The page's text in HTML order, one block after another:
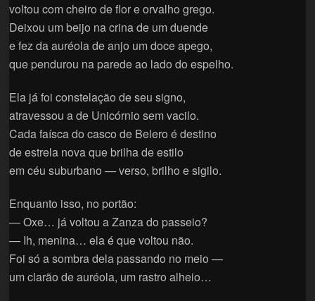
voltou com cheiro de flor e orvalho grego.
Deixou um beijo na crina de um duende
e fez da auréola de anjo um doce apego,
que pendurou na parede ao lado do espelho.
Ela já foi constelação de seu signo,
atravessou a de Unicórnio sem vacilo.
Cada faísca do casco de Belero é destino
de estrela nova que brilha de estilo
em céu suburbano — verso, brilho e sigilo.
Enquanto isso, no portão:
— Oxe… já voltou a Zanza do passeio?
— Ih, menina… ela é que voltou não.
Foi só a sombra dela passando no meio —
um clarão de auréola, um rastro alheio…